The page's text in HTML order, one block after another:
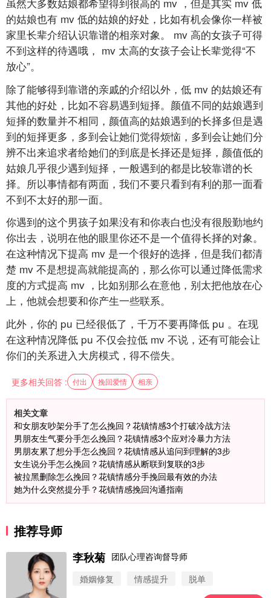
的姑娘也有 mv 低的姑娘的好处，比如有机会像你一样被
家里长辈介绍认识靠谱的相亲对象。 mv 高的女孩子可得
不到这样的待遇哦， mv 太高的女孩子会让长辈觉得“不
放心”。
除了能够得到靠谱的亲戚的介绍以外，低 mv 的姑娘还有
其他的好处，比如不容易遇到短择。颜值不同的姑娘遇到
短择的数量并不相同，颜值高的姑娘遇到的长择多但是遇
到的短择更多，多到会让她们觉得烦恼，多到会让她们分
辨不出来追求者给她们的到底是长择还是短择，颜值低的
姑娘几乎很少遇到短择，一般遇到的都是比较靠谱的长
择。所以事情都有两面，我们不要只看到有利的那一面看
不到不太好的那一面。
你遇到的这个男孩子如果没有和你表白也没有很殷勤地约
你出去，说明在他的眼里你还不是一个值得长择的对象。
在这种情况下提高 mv 是一个很好的选择，但是我们都清
楚 mv 不是想提高就能提高的，那么你可以通过降低需求
度的方式提高 mv ，比如别那么在意他，别太把他放在心
上，他就会想要和你产生一些联系。
此外，你的 pu 已经很低了，千万不要再降低 pu 。在现
在这种情况降低 pu 不仅会拉低 mv 不说，还有可能会让
你们的关系进入大房模式，得不偿失。
更多相关回答 : 付出 挽回爱情 相亲
相关文章
和女朋友吵架分手了怎么挽回？花镇情感3个打破冷战方法
男朋友生气要分手怎么挽回？花镇情感3个应对冷暴力方法
男朋友累了想分手怎么挽回？花镇情感从追问到理解的3步
女生说分手怎么挽回？花镇情感从断联到复联的3步
被拉黑删除怎么挽回？花镇情感分手挽回最有效的办法
她为什么突然提分手？花镇情感挽回沟通指南
推荐导师
李秋菊 团队心理咨询督导师
婚姻修复
情感提升 脱单